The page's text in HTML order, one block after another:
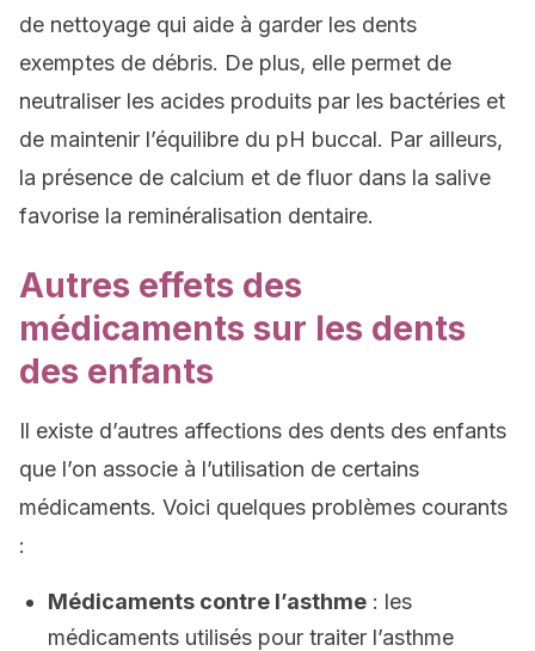
de nettoyage qui aide à garder les dents
exemptes de débris. De plus, elle permet de
neutraliser les acides produits par les bactéries et
de maintenir l’équilibre du pH buccal. Par ailleurs,
la présence de calcium et de fluor dans la salive
favorise la reminéralisation dentaire.
Autres effets des
médicaments sur les dents
des enfants
Il existe d’autres affections des dents des enfants
que l’on associe à l’utilisation de certains
médicaments. Voici quelques problèmes courants
:
Médicaments contre l’asthme : les
médicaments utilisés pour traiter l’asthme